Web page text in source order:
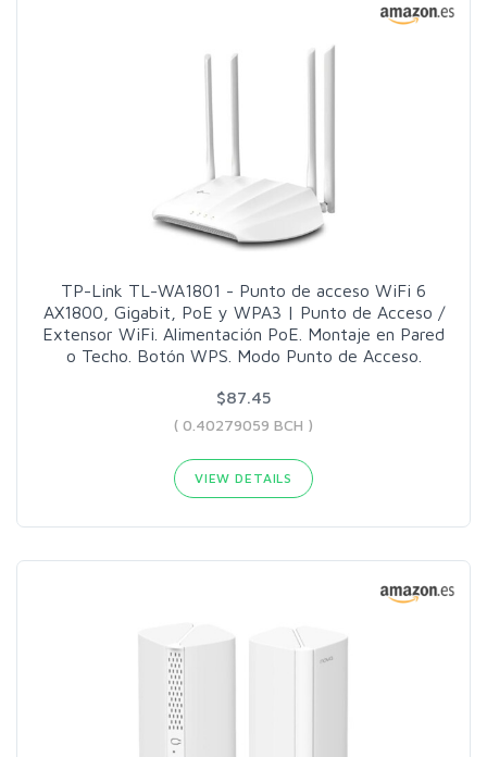
TP-Link TL-WA1801 - Punto de acceso WiFi 6
AX1800, Gigabit, PoE y WPA3 | Punto de Acceso /
Extensor WiFi. Alimentación PoE. Montaje en Pared
o Techo. Botón WPS. Modo Punto de Acceso.
$87.45
( 0.40279059 BCH )
VIEW DETAILS